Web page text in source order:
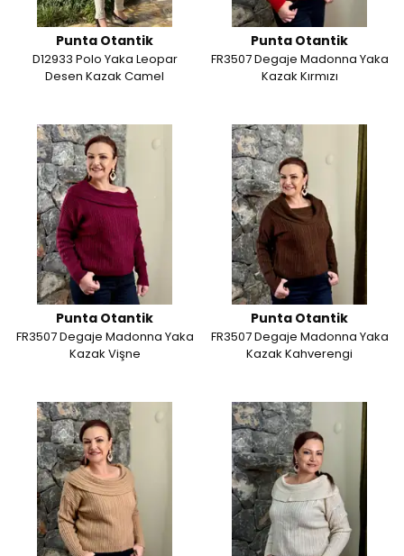
Punta Otantik
D12933 Polo Yaka Leopar
Desen Kazak Camel
Punta Otantik
FR3507 Degaje Madonna Yaka
Kazak Kırmızı
Punta Otantik
FR3507 Degaje Madonna Yaka
Kazak Vişne
Punta Otantik
FR3507 Degaje Madonna Yaka
Kazak Kahverengi